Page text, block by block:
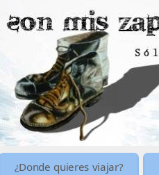
¿Donde quieres viajar?